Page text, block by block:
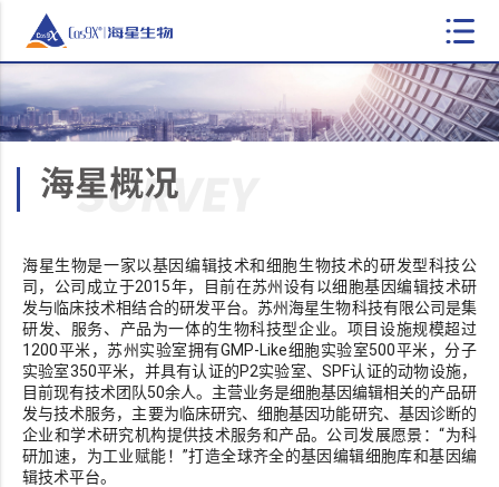
海星生物是一家以基因编辑技术和细胞生物技术的研发型科技公
司，公司成立于2015年，目前在苏州设有以细胞基因编辑技术研
发与临床技术相结合的研发平台。苏州海星生物科技有限公司是集
研发、服务、产品为一体的生物科技型企业。项目设施规模超过
1200平米，苏州实验室拥有GMP-Like细胞实验室500平米，分子
实验室350平米，并具有认证的P2实验室、SPF认证的动物设施，
目前现有技术团队50余人。主营业务是细胞基因编辑相关的产品研
发与技术服务，主要为临床研究、细胞基因功能研究、基因诊断的
企业和学术研究机构提供技术服务和产品。公司发展愿景：“为科
研加速，为工业赋能！”打造全球齐全的基因编辑细胞库和基因编
辑技术平台。